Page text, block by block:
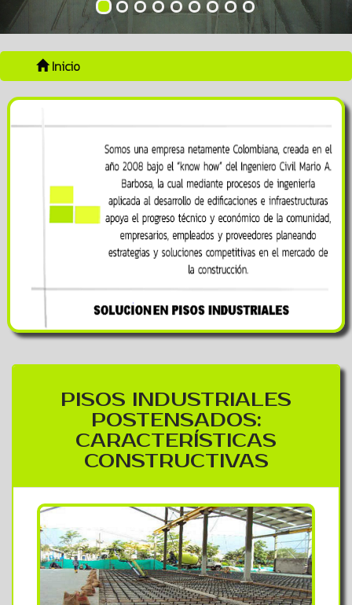
Inicio
PISOS INDUSTRIALES
POSTENSADOS:
CARACTERÍSTICAS
CONSTRUCTIVAS